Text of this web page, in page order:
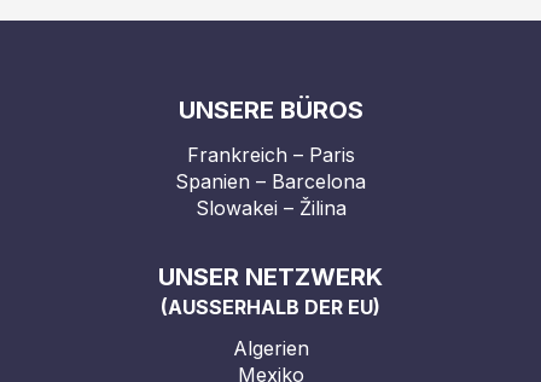
UNSERE BÜROS
Frankreich – Paris
Spanien – Barcelona
Slowakei – Žilina
UNSER NETZWERK
(AUSSERHALB DER EU)
Algerien
Mexiko